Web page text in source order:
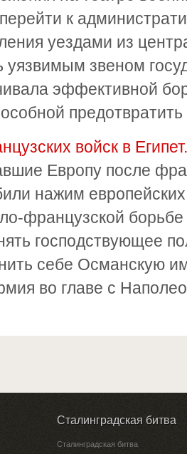
к
уездами из
уязвимым звеном
эффективной
войск в
Европу после
нажим
французской
господствующее
себе Османскую
во главе с
Сталинградская битва
Сталинградская битва